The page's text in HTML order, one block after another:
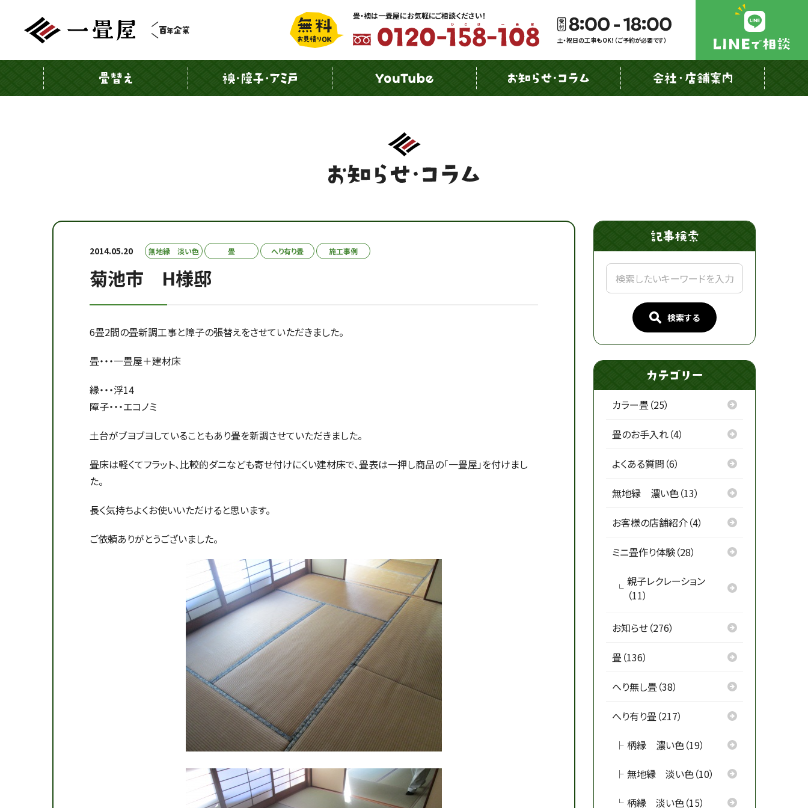
畳・襖は一畳屋にお気軽にご相談ください！
土・祝日の工事もOK！（ご予約が必要です）
2014.05.20 無地縁 淡い色 畳 へり有り畳 施工事例
菊池市 H様邸
6畳2間の畳新調工事と障子の張替えをさせていただきました。
畳・・・一畳屋＋建材床
縁・・・浮14
障子・・・エコノミ
土台がブヨブヨしていることもあり畳を新調させていただきました。
畳床は軽くてフラット、比較的ダニなども寄せ付けにくい建材床で、畳表は一押し商品の「一畳屋」を付けまし
た。
長く気持ちよくお使いいただけると思います。
ご依頼ありがとうございました。
検索する
カラー畳（25）
畳のお手入れ（4）
よくある質問（6）
無地縁 濃い色（13）
お客様の店舗紹介（4）
ミニ畳作り体験（28）
親子レクレーション
（11）
お知らせ（276）
畳（136）
へり無し畳（38）
へり有り畳（217）
柄縁 濃い色（19）
無地縁 淡い色（10）
柄縁 淡い色（15）